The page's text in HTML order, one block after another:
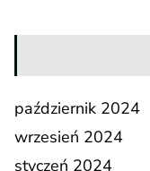
październik 2024
wrzesień 2024
styczeń 2024